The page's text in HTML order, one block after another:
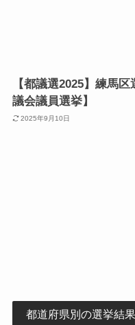
【都議選2025】練馬
議会議員選挙】
2025年9月10日
都道府県別の選挙結